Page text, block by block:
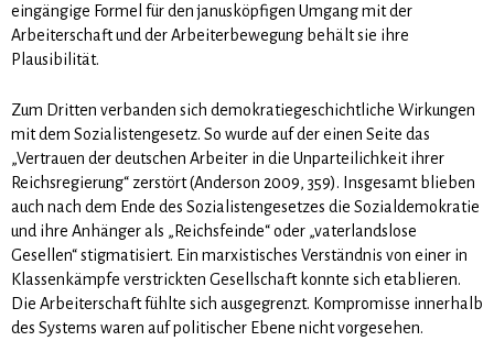
eingängige Formel für den janusköpfigen Umgang mit der
Arbeiterschaft und der Arbeiterbewe­gung behält sie ihre
Plausibilität.
Zum Dritten verbanden sich demokratiegeschichtliche Wirkungen
mit dem Sozialis­tengesetz. So wurde auf der einen Seite das
„Vertrauen der deutschen Arbeiter in die Unparteilichkeit ihrer
Reichsregierung“ zerstört (Anderson 2009, 359). Insgesamt blieben
auch nach dem Ende des Sozialistengesetzes die Sozialdemokratie
und ihre Anhänger als „Reichsfeinde“ oder „vaterlandslose
Gesellen“ stigmatisiert. Ein marxistisches Verständnis von einer in
Klassenkämpfe verstrickten Gesell­schaft konnte sich etablieren.
Die Arbeiterschaft fühlte sich ausgegrenzt. Kompromisse in­nerhalb
des Systems waren auf politischer Ebene nicht vorgesehen.